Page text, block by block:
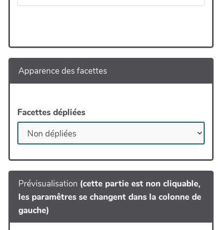
Apparence des facettes
Facettes dépliées
Prévisualisation (cette partie est non cliquable,
les paramêtres se changent dans la colonne de
gauche)